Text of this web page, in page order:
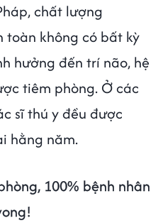
chất lượng
không có bất kỳ
hưởng đến trí não, hệ
tiêm phòng. Ở các
sĩ thú y đều được
hằng năm.
100% bệnh nhân